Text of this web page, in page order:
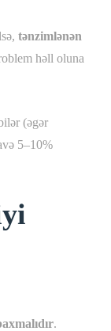
tənzimlənən
həll oluna
(əgər
5–10%
.